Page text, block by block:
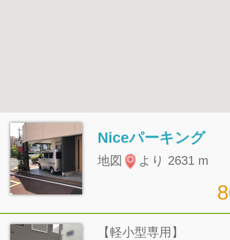
Niceパーキング
地図 より 2631 m
【軽小型専用】